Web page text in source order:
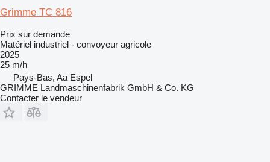
Grimme TC 816
Prix sur demande
Matériel industriel - convoyeur agricole
2025
25 m/h
Pays-Bas, Aa Espel
GRIMME Landmaschinenfabrik GmbH & Co. KG
Contacter le vendeur